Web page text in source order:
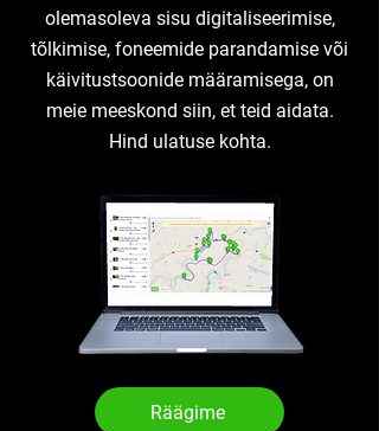
olemasoleva sisu digitaliseerimise,
tõlkimise, foneemide parandamise või
käivitustsoonide määramisega, on
meie meeskond siin, et teid aidata.
Hind ulatuse kohta.
Räägime